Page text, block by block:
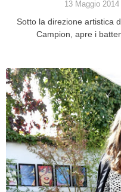
13 Maggio
Sotto la direzione artistica
Campion, apre i